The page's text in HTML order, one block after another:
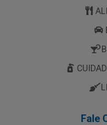
Fale